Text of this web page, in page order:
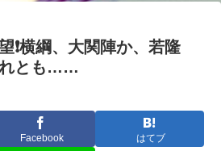
❗横綱、大関陣か、若隆
れとも……
Facebook はてブ